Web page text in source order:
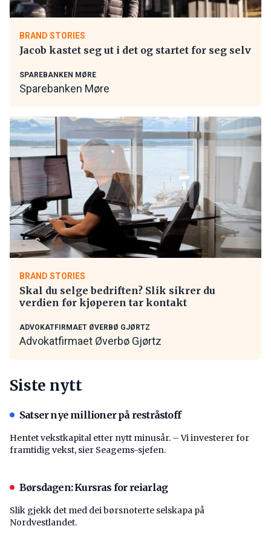
BRAND STORIES
Jacob kastet seg ut i det og startet for seg selv
SPAREBANKEN MØRE
Sparebanken Møre
BRAND STORIES
Skal du selge bedriften? Slik sikrer du
verdien før kjøperen tar kontakt
ADVOKATFIRMAET ØVERBØ GJØRTZ
Advokatfirmaet Øverbø Gjørtz
Siste nytt
Satser nye millioner på restråstoff
Hentet vekstkapital etter nytt minusår. – Vi investerer for
framtidig vekst, sier Seagems-sjefen.
Børsdagen: Kursras for reiarlag
Slik gjekk det med dei børsnoterte selskapa på
Nordvestlandet.